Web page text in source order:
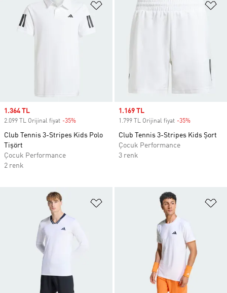
Favori Listesine Ekle
Sale price
1.364 TL
2.099 TL Orijinal fiyat -35%
Club Tennis 3-Stripes Kids Polo
Tişört
Çocuk Performance
2 renk
Sale price
1.169 TL
1.799 TL Orijinal fiyat -35%
Club Tennis 3-Stripes Kids Şort
Çocuk Performance
3 renk
Favori Listesine Ekle